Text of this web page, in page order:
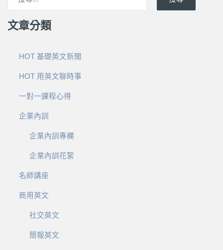
文章分類
HOT 基礎英文新聞
HOT 用英文聊時事
一對一課程心得
企業內訓
企業內訓專欄
企業內訓花絮
名師講座
商用英文
社交英文
簡報英文